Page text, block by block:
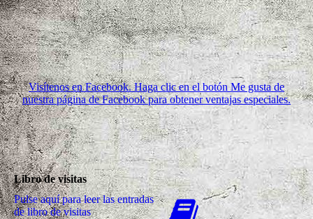
Visítenos en Facebook. Haga clic en el botón Me gusta de
nuestra página de Facebook para obtener ventajas especiales.
Libro de visitas
Pulse aquí para leer las entradas
de libro de visitas